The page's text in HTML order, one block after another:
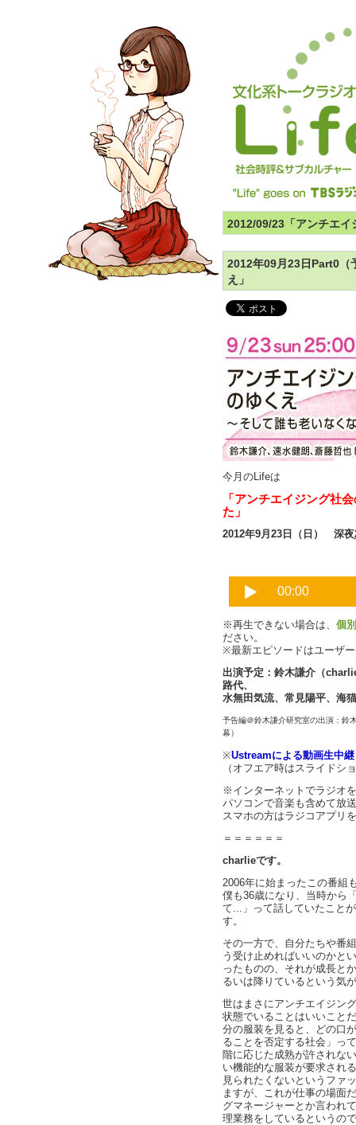
2012/09/23「アンチエイ
2012年09月23日Part0（
え」
今月のLifeは
「アンチエイジング社
た」
2012年9月23日（日） 深夜
※再生できない場合は、 個
ださい。
※最新エピソードはユーザ
出演予定：鈴木謙介（
路代、
水無田気流、常見陽平、海
予告編＠鈴木謙介研究室の出演：鈴
幕）
※Ustreamによる動画生中
（オフエア時はスライドシ
※インターネットでラジオ
パソコンで音楽も含めて放
スマホの方はラジコアプリ
＝＝＝＝＝＝
charlieです。
2006年に始まったこの番組
僕も36歳になり、当時から
て...」って話していたこと
す。
その一方で、自分たちや番
う受け止めればいいのかと
ったものの、それが成長と
るいは降りているという気
世はまさにアンチエイジン
状態でいることはいいこと
分の服装を見ると、どの口
ることを否定する社会」っ
階に応じた成熟が許されな
い機能的な服装が要求され
見られたくないというファ
ますが、これが仕事の場面
グマネージャーとか言われ
理業務をしているというの